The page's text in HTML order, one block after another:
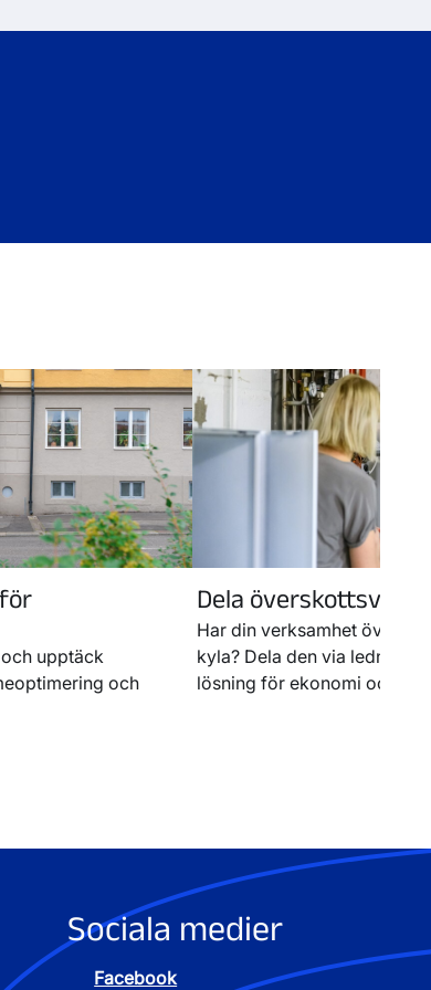
upptäck
och
Dela
Har din verksamhet
kyla? Dela den via
lösning för ekonomi och
Sociala medier
Facebook